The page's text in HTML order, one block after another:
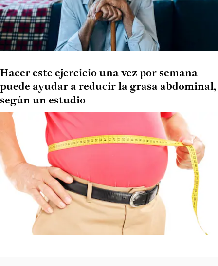
Hacer este ejercicio una vez por semana
puede ayudar a reducir la grasa abdominal,
según un estudio